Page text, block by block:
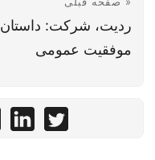
ردیت، شرکت: داستان
موفقیت عمومی